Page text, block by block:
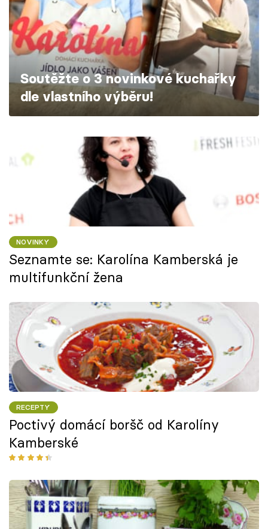
Škola vaření
Recepty z TV
Speciál: Cuketa
Těhotnej kuchař
Přihlášení
Sledujte nás
Soutěžte o 3 novinkové kuchařky
dle vlastního výběru!
NOVINKY
Seznamte se: Karolína Kamberská je
multifunkční žena
RECEPTY
Poctivý domácí boršč od Karolíny
Kamberské